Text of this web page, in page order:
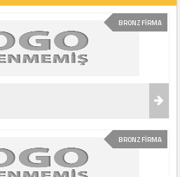
BRONZ FİRMA
BRONZ FİRMA